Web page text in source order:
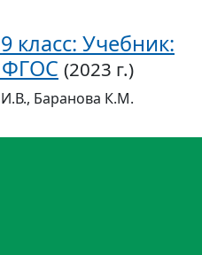
класс: Учебник:
ФГОС (2023 г.)
Баранова К.М.